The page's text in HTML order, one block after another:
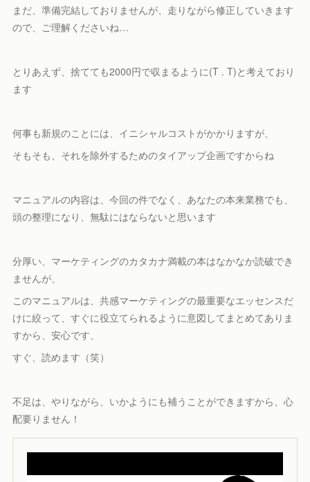
まだ、準備完結しておりませんが、走りながら修正していきます
ので、ご理解くださいね…
とりあえず、捨てても2000円で収まるように(T . T)と考えており
ます
何事も新規のことには、イニシャルコストがかかりますが、
そもそも、それを除外するためのタイアップ企画ですからね
マニュアルの内容は、今回の件でなく、あなたの本来業務でも、
頭の整理になり、無駄にはならないと思います
分厚い、マーケティングのカタカナ満載の本はなかなか読破でき
ませんが、
このマニュアルは、共感マーケティングの最重要なエッセンスだ
けに絞って、すぐに役立てられるように意図してまとめてありま
すから、安心です、
すぐ、読めます（笑）
不足は、やりながら、いかようにも補うことができますから、心
配要りません！